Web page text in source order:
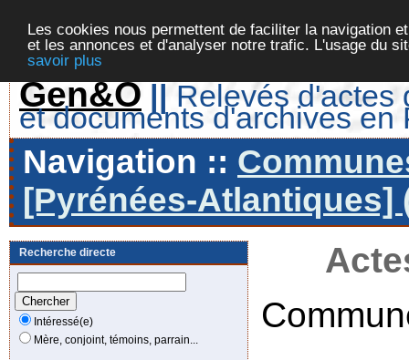
Les cookies nous permettent de faciliter la navigation
et les annonces et d'analyser notre trafic. L'usage du
savoir plus
Gen&O || Relevés d'actes
et documents d'archives en
Navigation ::
[Pyrénées-Atlantiques]
Recherche directe
Intéressé(e)
Mère, conjoint, témoins, parrain...